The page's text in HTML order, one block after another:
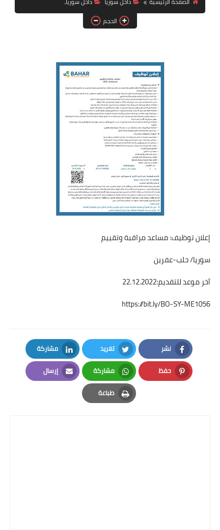
فرص عمل في العراق
فرص عمل في اليمن
دورات تدريبية
الحجم
إعلان توظيف: مساعد مراقبة وتقييم
سوريا/ حلب-عفرين
آخر موعد للتقديم:22.12.2022
https://bit.ly/BO-SY-ME1056
نشر
Facebook
تغريد
Twitter
مشاركة
LinkedIn
حفظ
Pinterest
مشاركة
Whatsapp
إرسال
Email
طباعة
Print